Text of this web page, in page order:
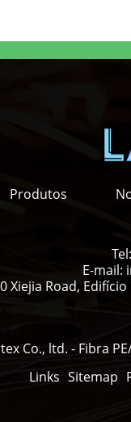
Produtos
Tel:
E-mail:
Xiejia Road,
Co., ltd. - Fibra
Links Sitemap